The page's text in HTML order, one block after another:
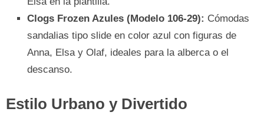
Clogs Frozen Azules (Modelo 106-29): Cómodas
sandalias tipo slide en color azul con figuras de
Anna, Elsa y Olaf, ideales para la alberca o el
descanso.
Estilo Urbano y Divertido